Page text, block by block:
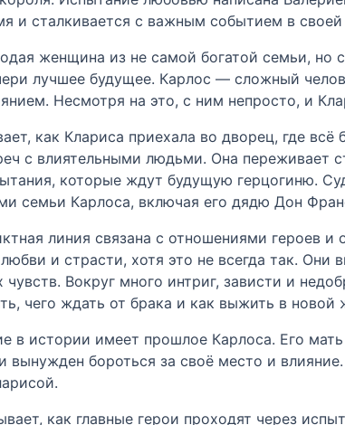
и сталкивается с важным событием в
женщина из не самой богатой семьи, но
лучшее будущее. Карлос — сложный
Несмотря на это, с ним непросто, и
как Клариса приехала во дворец, где
с влиятельными людьми. Она переживает
которые ждут будущую герцогиню.
семьи Карлоса, включая его дядю Дон
линия связана с отношениями героев
и страсти, хотя это не всегда так.
чувств. Вокруг много интриг, зависти и
чего ждать от брака и как выжить в новой
в истории имеет прошлое Карлоса. Его
вынужден бороться за своё место и
как главные герои проходят через